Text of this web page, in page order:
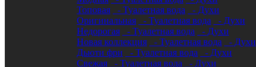
Топовая
- Туалетная вода
- Духи
Оригинальная
- Туалетная вода
- Духи
Недорогая
- Туалетная вода
- Духи
Новая коллекция
- Туалетная вода - Духи
Дьюти фри
- Туалетная вода
- Духи
Свежая
- Туалетная вода
- Духи